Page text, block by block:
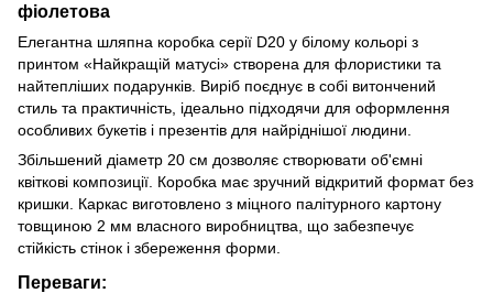
фіолетова
Елегантна шляпна коробка серії D20 у білому кольорі з
принтом «Найкращій матусі» створена для флористики та
найтепліших подарунків. Виріб поєднує в собі витончений
стиль та практичність, ідеально підходячи для оформлення
особливих букетів і презентів для найріднішої людини.
Збільшений діаметр 20 см дозволяє створювати об'ємні
квіткові композиції. Коробка має зручний відкритий формат без
кришки. Каркас виготовлено з міцного палітурного картону
товщиною 2 мм власного виробництва, що забезпечує
стійкість стінок і збереження форми.
Переваги: